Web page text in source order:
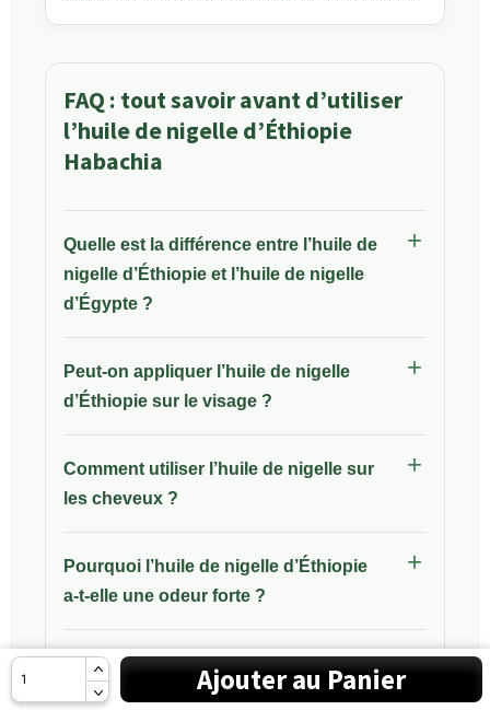
FAQ : tout savoir avant d’utiliser
l’huile de nigelle d’Éthiopie
Habachia
Quelle est la différence entre l’huile de
nigelle d’Éthiopie et l’huile de nigelle
d’Égypte ?
Peut-on appliquer l’huile de nigelle
d’Éthiopie sur le visage ?
Comment utiliser l’huile de nigelle sur
les cheveux ?
Pourquoi l’huile de nigelle d’Éthiopie
a-t-elle une odeur forte ?
Un dépôt au fond du flacon est-il
normal ?
Ajouter au Panier